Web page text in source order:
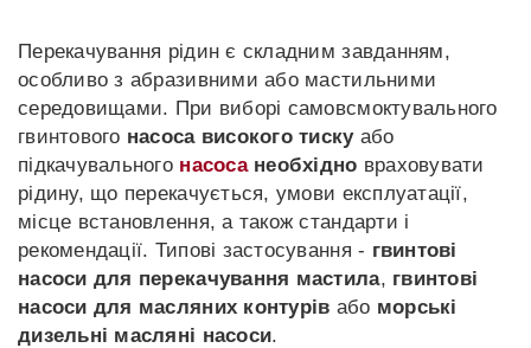
Перекачування рідин є складним завданням,
особливо з абразивними або мастильними
середовищами. При виборі самовсмоктувального
гвинтового насоса високого тискуабо
підкачувального насосанеобхідно враховувати
рідину, що перекачується, умови експлуатації,
місце встановлення, а також стандарти і
рекомендації. Типові застосування - гвинтові
насоси для перекачування мастила, гвинтові
насоси для масляних контурів або морські
дизельні масляні насоси.